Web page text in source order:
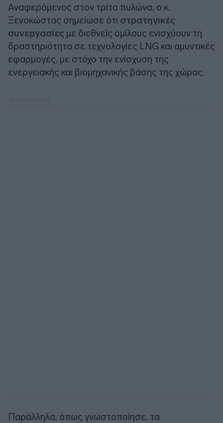
Αναφερόμενος στον τρίτο πυλώνα, ο κ.
Ξενοκώστας σημείωσε ότι στρατηγικές
συνεργασίες με διεθνείς ομίλους ενισχύουν τη
δραστηριότητα σε τεχνολογίες LNG και αμυντικές
εφαρμογές, με στόχο την ενίσχυση της
ενεργειακής και βιομηχανικής βάσης της χώρας.
Παράλληλα, όπως γνωστοποίησε, τα